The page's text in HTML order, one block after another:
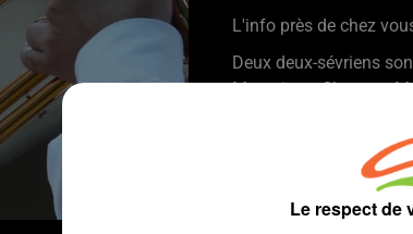
L'info près de chez
Deux deux-sévriens
Marsais en Charente-
La ville de Niort utilise
vidange pour arroser
L'opposant thouarsais
dans le projet de
Dunkerque mais reste
Le respect de